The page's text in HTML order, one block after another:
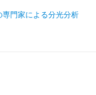
門家による分光分析